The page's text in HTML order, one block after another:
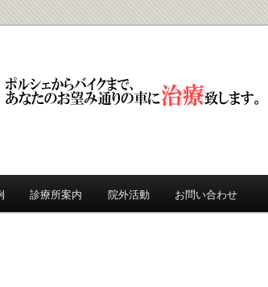
診療所案内 院外活動 お問い合わせ